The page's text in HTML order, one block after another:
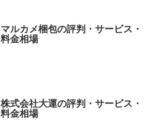
マルカメ梱包の評判・サービス・
料金相場
株式会社大運の評判・サービス・
料金相場